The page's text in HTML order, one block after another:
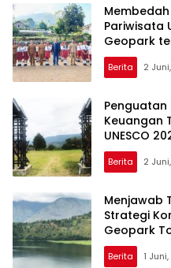
Pariwisata
Geopark
Masyarakat
Berita 2
Keuangan
UNESCO
Berita 2
Menjawab
Strategi
Geopark
Berita 1